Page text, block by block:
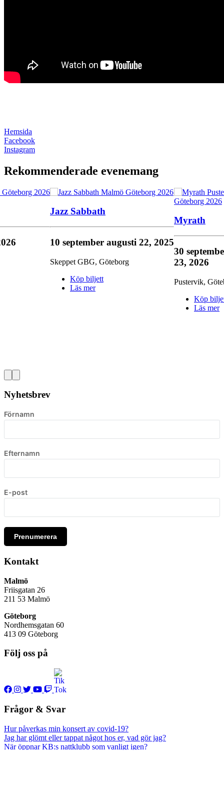
Hemsida
Facebook
Instagram
Rekommenderade evenemang
Jazz Sabbath
10 septemberaugusti 22, 2025
Skeppet GBG,Göteborg
Köp biljett
Läs mer
Myrath
30
23, 2026
Pustervik,
Köp
Läs mer
Nyhetsbrev
Förnamn
Efternamn
E-post
Prenumerera
Kontakt
Malmö
Friisgatan 26
211 53 Malmö
Göteborg
Nordhemsgatan 60
413 09 Göteborg
Följ oss på
Frågor & Svar
Hur påverkas min konsert av covid-19?
Jag har glömt eller tappat något hos er, vad gör jag?
När öppnar KB:s nattklubb som vanligt igen?